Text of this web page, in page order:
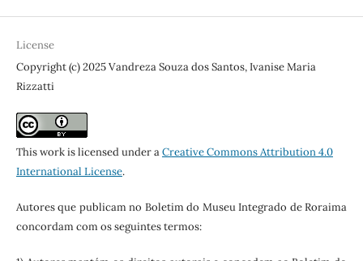
License
Copyright (c) 2025 Vandreza Souza dos Santos, Ivanise Maria
Rizzatti
This work is licensed under aCreative Commons Attribution 4.0
International License.
Autores que publicam no Boletim do Museu Integrado de Roraima
concordam com os seguintes termos: